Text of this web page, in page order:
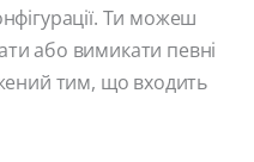
Ти можеш
або вимикати певні
тим, що входить